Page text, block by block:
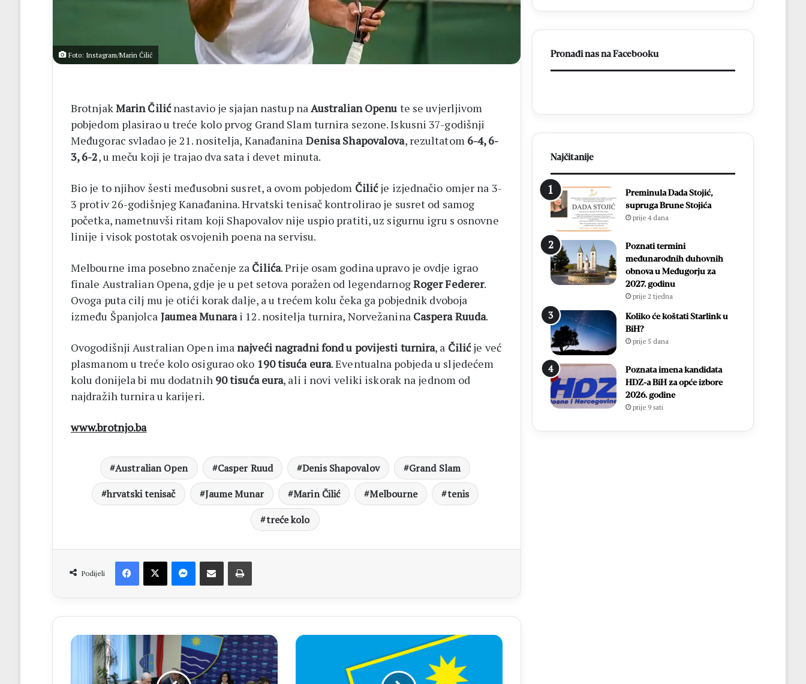
Foto: Instagram/Marin Čilić
BrotnjakMarin Čilićnastavio je sjajan nastup na Australian Openu te se uvjerljivom
pobjedom plasirao u treće kolo prvog Grand Slam turnira sezone. Iskusni 37-godišnji
Međugorac svladao je 21. nositelja, Kanađanina Denisa Shapovalova, rezultatom 6-4, 6-
3, 6-2, u meču koji je trajao dva sata i devet minuta.
Bio je to njihov šesti međusobni susret, a ovom pobjedom Čilićje izjednačio omjer na 3-
3 protiv 26-godišnjeg Kanađanina. Hrvatski tenisač kontrolirao je susret od samog
početka, nametnuvši ritam koji Shapovalov nije uspio pratiti, uz sigurnu igru s osnovne
linije i visok postotak osvojenih poena na servisu.
Melbourne ima posebno značenje za Čilića. Prije osam godina upravo je ovdje igrao
finale Australian Opena, gdje je u pet setova poražen od legendarnogRoger Federer.
Ovoga puta cilj mu je otići korak dalje, a u trećem kolu čeka ga pobjednik dvoboja
između Španjolca Jaumea Munarai 12. nositelja turnira, Norvežanina Caspera Ruuda.
Ovogodišnji Australian Open imanajveći nagradni fond u povijesti turnira, a Čilićje već
plasmanom u treće kolo osigurao oko 190 tisuća eura. Eventualna pobjeda u sljedećem
kolu donijela bi mu dodatnih 90 tisuća eura, ali i novi veliki iskorak na jednom od
najdražih turnira u karijeri.
www.brotnjo.ba
Australian Open Casper Ruud Denis Shapovalov
Grand Slam
hrvatski tenisač
Jaume Munar Marin Čilić Melbourne
tenis
treće kolo
Podijeli
Facebook
X MessengerDijeli putem Emaila Printaj
VLADA
Prijedlog
VLADA
14
biskupa
Pronađi nas na Facebooku
Najčitanije
Preminula Dada Stojić,
supruga Brune Stojića
prije 4 dana
Poznati termini
međunarodnih duhovnih
obnova u Međugorju za
2027. godinu
prije 2 tjedna
Koliko će koštati Starlink u
BiH?
prije 5 dana
Poznata imena kandidata
HDZ-a BiH za opće izbore
2026. godine
prije 9 sati